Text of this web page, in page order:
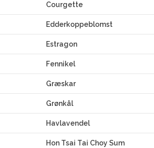
Courgette
Edderkoppeblomst
Estragon
Fennikel
Græskar
Grønkål
Havlavendel
Hon Tsai Tai Choy Sum